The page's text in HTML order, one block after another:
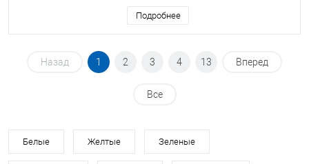
Подробнее
Назад 1 2 3 4 13 Вперед
Все
Белые Желтые Зеленые